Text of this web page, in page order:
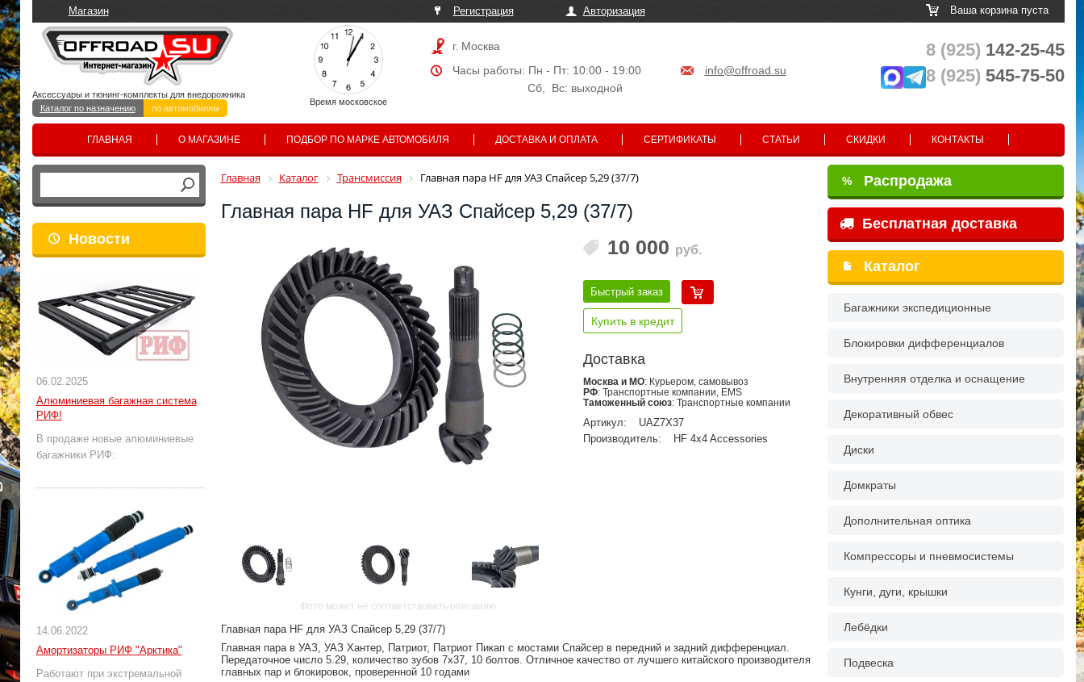
Магазин Регистрация Авторизация Ваша корзина пуста
Время московское
Аксессуары и тюнинг-комплекты для внедорожника
Каталог по назначению
по автомобилям
г. Москва
Часы работы: Пн - Пт: 10:00 - 19:00
info@offroad.su
Сб, Вс: выходной
8 (925) 142-25-45
8 (925) 545-75-50
ГЛАВНАЯ О МАГАЗИНЕ ПОДБОР ПО МАРКЕ АВТОМОБИЛЯ ДОСТАВКА И ОПЛАТА СЕРТИФИКАТЫ СТАТЬИ СКИДКИ КОНТАКТЫ
Новости
06.02.2025
Алюминиевая багажная система
РИФ!
В продаже новые алюминиевые
багажники РИФ:
14.06.2022
Амортизаторы РИФ "Арктика"
Работают при экстремальной
Главная Каталог Трансмиссия Главная пара HF для УАЗ Спайсер 5,29 (37/7)
Главная пара HF для УАЗ Спайсер 5,29 (37/7)
Фото может не соответствовать описанию
10 000 руб.
Быстрый заказ
Купить в кредит
Доставка
Москва и МО: Курьером, самовывоз
РФ: Транспортные компании, EMS
Таможенный союз: Транспортные компании
Артикул:
UAZ7X37
Производитель:
HF 4x4 Accessories
Главная пара HF для УАЗ Спайсер 5,29 (37/7)
Главная пара в УАЗ, УАЗ Хантер, Патриот, Патриот Пикап с мостами Спайсер в передний и задний дифференциал.
Передаточное число 5.29, количество зубов 7х37, 10 болтов. Отличное качество от лучшего китайского производителя
главных пар и блокировок, проверенной 10 годами
% Распродажа
Бесплатная доставка
Каталог
Багажники экспедиционные
Блокировки дифференциалов
Внутренняя отделка и оснащение
Декоративный обвес
Диски
Домкраты
Дополнительная оптика
Компрессоры и пневмосистемы
Кунги, дуги, крышки
Лебёдки
Подвеска